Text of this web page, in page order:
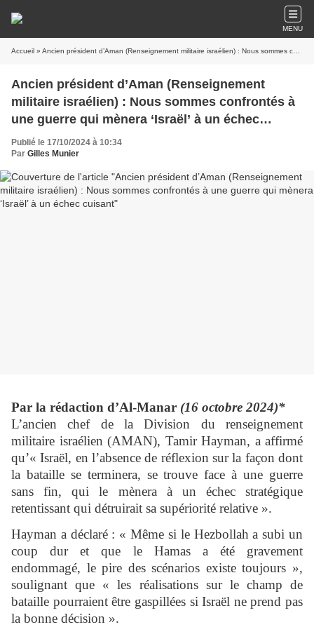
MENU
Accueil » Ancien président d’Aman (Renseignement militaire israélien) : Nous sommes confrontés à une guerre qui mènera ‘Israël’ à un échec cuisant
Ancien président d’Aman (Renseignement
militaire israélien) : Nous sommes confrontés à
une guerre qui mènera ‘Israël’ à un échec
cuisant
Publié le 17/10/2024 à 10:34
Par Gilles Munier
Par la rédaction d’Al-Manar (16 octobre 2024)*
L’ancien chef de la Division du renseignement
militaire israélien (AMAN), Tamir Hayman, a affirmé
qu’« Israël, en l’absence de réflexion sur la façon dont
la bataille se terminera, se trouve face à une guerre
sans fin, qui le mènera à un échec stratégique
retentissant qui détruirait sa supériorité relative ».
Hayman a déclaré : « Même si le Hezbollah a subi un
coup dur et que le Hamas a été gravement
endommagé, le pire des scénarios existe toujours »,
soulignant que « les réalisations sur le champ de
bataille pourraient être gaspillées si Israël ne prend pas
la bonne décision ».